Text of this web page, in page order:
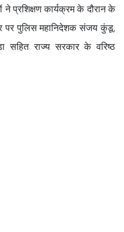
ने प्रशिक्षण कार्यक्रम के दौरान के
पर पुलिस महानिदेशक संजय कुंडू,
सहित राज्य सरकार के वरिष्ठ